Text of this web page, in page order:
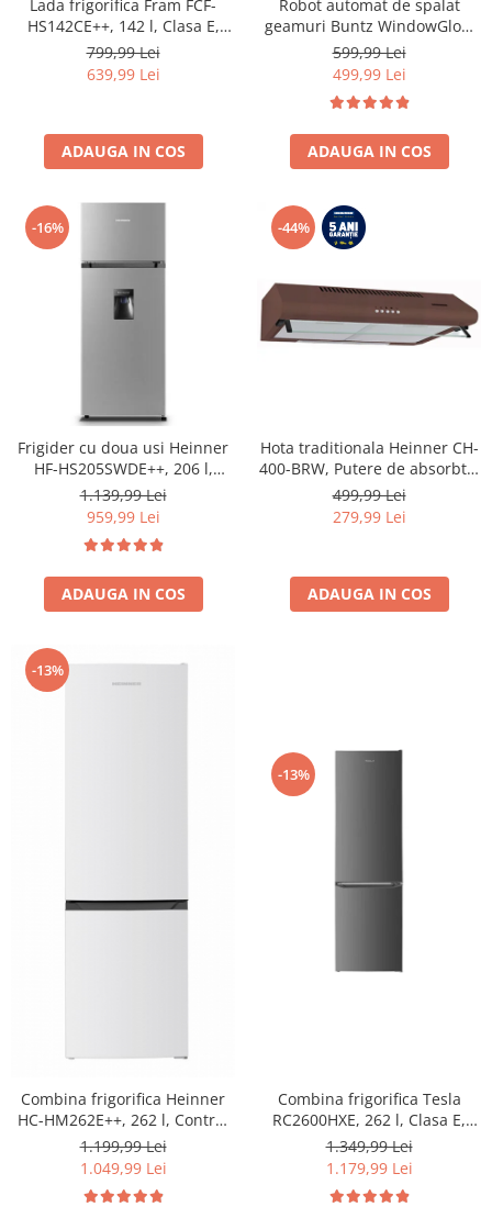
Lada frigorifica Fram FCF-
HS142CE++, 142 l, Clasa E,
Convertibil
Frigider/Congelator, Control
electronic, Display digital, Alb
799,99 Lei
639,99 Lei
ADAUGA IN COS
Robot automat de spalat
geamuri Buntz WindowGlow
BRC-J2– Putere de 72W,
2500Pa, tehnologie duala de
pulverizare, sistem anti-urme
și control inteligent, Alb
599,99 Lei
499,99 Lei
ADAUGA IN COS
-16%
Frigider cu doua usi Heinner
HF-HS205SWDE++, 206 l,
Dozator de apa, Iluminare
LED, H 143.4 cm, Clasa E,
Argintiu
1.139,99 Lei
959,99 Lei
ADAUGA IN COS
-44%
Hota traditionala Heinner CH-
400-BRW, Putere de absorbtie
326.4 mc/h, 2 motoare, 60 cm,
Maro
499,99 Lei
279,99 Lei
ADAUGA IN COS
-13%
Combina frigorifica Heinner
HC-HM262E++, 262 l, Control
electronic, Iluminare LED, Usi
reversibile, Clasa E, H 180 cm,
Alb
1.199,99 Lei
1.049,99 Lei
-13%
Combina frigorifica Tesla
RC2600HXE, 262 l, Clasa E,
Iluminare LED, dezghetare
automata frigider, H 180 cm,
Inox
1.349,99 Lei
1.179,99 Lei